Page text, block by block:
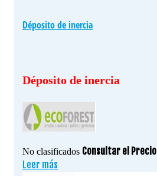
Déposito de inercia
Déposito de inercia
No clasificados Consultar el Precio
Leer más